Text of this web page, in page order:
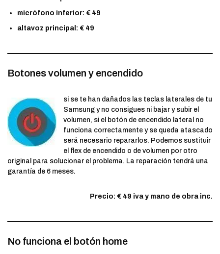
micrófono inferior: € 49
altavoz principal: € 49
Botones volumen y encendido
si se te han dañados las teclas laterales de tu
Samsung y no consigues ni bajar y subir el
volumen, si el botón de encendido lateral no
funciona correctamente y se queda atascado
será necesario repararlos. Podemos sustituir
el flex de encendido o de volumen por otro
original para solucionar el problema. La reparación tendrá una
garantía de 6 meses.
Precio: € 49 iva y mano de obra inc.
No funciona el botón home